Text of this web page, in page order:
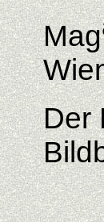
Mag
Der